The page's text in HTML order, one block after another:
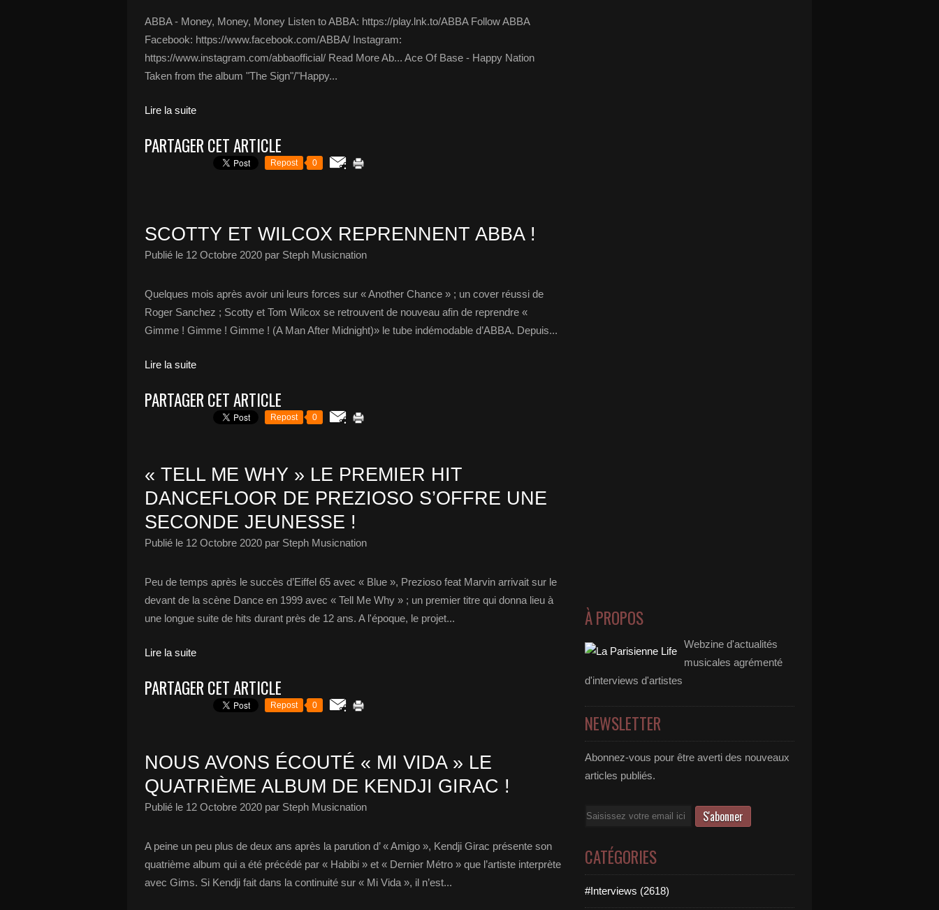
ABBA - Money, Money, Money Listen to ABBA: https://play.lnk.to/ABBA Follow ABBA
Facebook: https://www.facebook.com/ABBA/ Instagram:
https://www.instagram.com/abbaofficial/ Read More Ab... Ace Of Base - Happy Nation
Taken from the album "The Sign"/"Happy...
Lire la suite
PARTAGER CET ARTICLE
Repost 0
SCOTTY ET WILCOX REPRENNENT ABBA !
Publié le 12 Octobre 2020 par Steph Musicnation
Quelques mois après avoir uni leurs forces sur « Another Chance » ; un cover réussi de
Roger Sanchez ; Scotty et Tom Wilcox se retrouvent de nouveau afin de reprendre «
Gimme ! Gimme ! Gimme ! (A Man After Midnight)» le tube indémodable d’ABBA. Depuis...
Lire la suite
PARTAGER CET ARTICLE
Repost 0
« TELL ME WHY » LE PREMIER HIT
DANCEFLOOR DE PREZIOSO S’OFFRE UNE
SECONDE JEUNESSE !
Publié le 12 Octobre 2020 par Steph Musicnation
Peu de temps après le succès d’Eiffel 65 avec « Blue », Prezioso feat Marvin arrivait sur le
devant de la scène Dance en 1999 avec « Tell Me Why » ; un premier titre qui donna lieu à
une longue suite de hits durant près de 12 ans. A l'époque, le projet...
Lire la suite
PARTAGER CET ARTICLE
Repost 0
NOUS AVONS ÉCOUTÉ « MI VIDA » LE
QUATRIÈME ALBUM DE KENDJI GIRAC !
Publié le 12 Octobre 2020 par Steph Musicnation
A peine un peu plus de deux ans après la parution d’ « Amigo », Kendji Girac présente son
quatrième album qui a été précédé par « Habibi » et « Dernier Métro » que l’artiste interprète
avec Gims. Si Kendji fait dans la continuité sur « Mi Vida », il n’est...
À PROPOS
Webzine d'actualités
musicales agrémenté
d'interviews d'artistes
NEWSLETTER
Abonnez-vous pour être averti des nouveaux
articles publiés.
Email
CATÉGORIES
#Interviews (2618)